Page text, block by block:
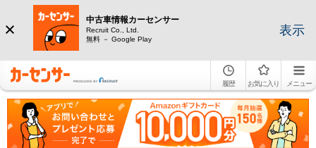
中古車情報カーセンサー
Recruit Co., Ltd.
無料 － Google Play
表示
履歴 お気に入り メニュー